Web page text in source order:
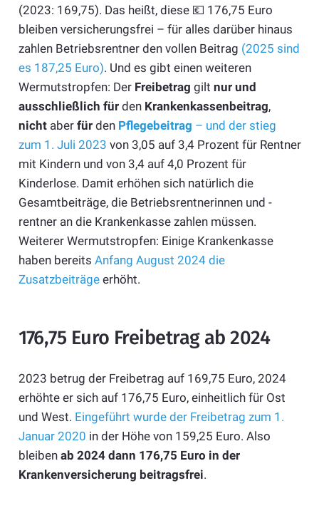
(2023: 169,75). Das heißt, diese 💶 176,75 Euro
bleiben versicherungsfrei – für alles darüber hinaus
zahlen Betriebsrentner den vollen Beitrag (2025 sind
es 187,25 Euro). Und es gibt einen weiteren
Wermutstropfen: Der Freibetrag gilt nur und
ausschließlich fürden Krankenkassenbeitrag,
nichtaber fürden Pflegebeitrag – und der stieg
zum 1. Juli 2023 von 3,05 auf 3,4 Prozent für Rentner
mit Kindern und von 3,4 auf 4,0 Prozent für
Kinderlose. Damit erhöhen sich natürlich die
Gesamtbeiträge, die Betriebsrentnerinnen und -
rentner an die Krankenkasse zahlen müssen.
Weiterer Wermutstropfen: Einige Krankenkasse
haben bereits Anfang August 2024 die
Zusatzbeiträgeerhöht.
176,75 Euro Freibetrag ab 2024
2023 betrug der Freibetrag auf 169,75 Euro, 2024
erhöhte er sich auf 176,75 Euro, einheitlich für Ost
und West. Eingeführt wurde der Freibetrag zum 1.
Januar 2020 in der Höhe von 159,25 Euro. Also
bleiben ab 2024 dann 176,75 Euro in der
Krankenversicherung beitragsfrei.